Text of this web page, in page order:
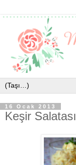
16 Ocak 2013
Keşir Salatası